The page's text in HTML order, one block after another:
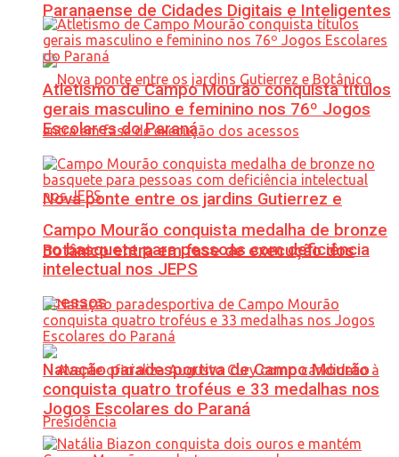
Paranaense de Cidades Digitais e Inteligentes
Nova ponte entre os jardins Gutierrez e
Botânico entra em fase de execução dos
acessos
Atletismo de Campo Mourão conquista títulos
gerais masculino e feminino nos 76º Jogos
Escolares do Paraná
Campo Mourão conquista medalha de bronze
no basquete para pessoas com deficiência
intelectual nos JEPS
Natação paradesportiva de Campo Mourão
conquista quatro troféus e 33 medalhas nos
Jogos Escolares do Paraná